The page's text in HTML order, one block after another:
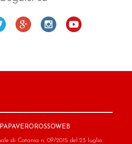
di Catania n. 09/2015 del 23 luglio